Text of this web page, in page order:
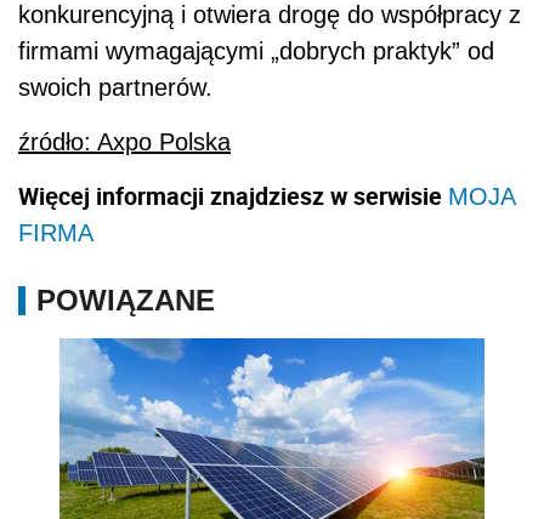
konkurencyjną i otwiera drogę do współpracy z
firmami wymagającymi „dobrych praktyk” od
swoich partnerów.
źródło: Axpo Polska
Więcej informacji znajdziesz w serwisie MOJA
FIRMA
POWIĄZANE